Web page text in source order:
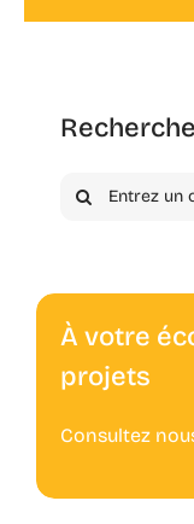
Rechercher:
À votre
projets
Consultez